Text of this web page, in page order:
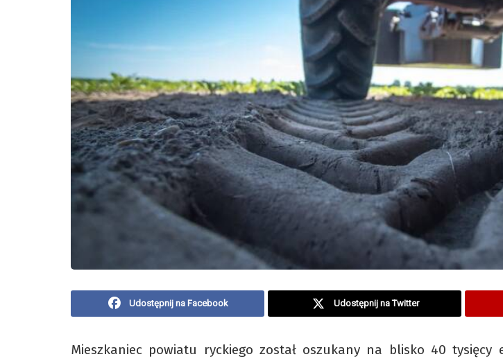
Udostępnij na Facebook Udostępnij na Twitter
Mieszkaniec powiatu ryckiego został oszukany na blisko 40 tysięcy